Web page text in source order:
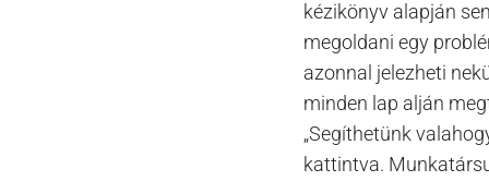
kézikönyv alapján
megoldani egy
azonnal jelezheti
minden lap alján
„Segíthetünk
kattintva.